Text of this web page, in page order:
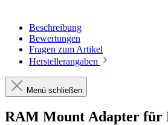
Beschreibung
Bewertungen
Fragen zum Artikel
Herstellerangaben
Menü schließen
RAM Mount Adapter für